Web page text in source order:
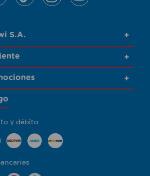
S.A. +
+
+
y débito